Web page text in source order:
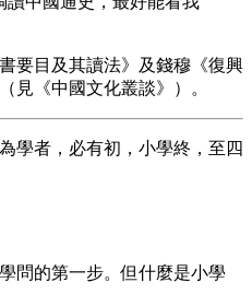
要目及其讀法》及錢穆《復興
見《中國文化叢談》）。
學者，必有初，小學終，至四
問的第一步。但什麼是小學